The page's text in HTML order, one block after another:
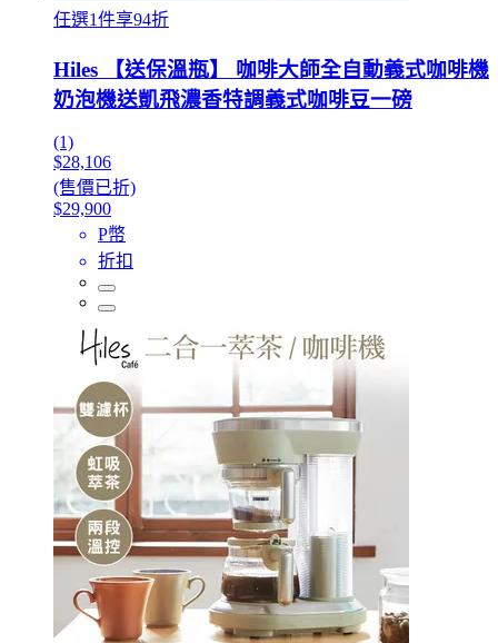
任選1件享94折
Hiles 【送保溫瓶】 咖啡大師全自動義式咖啡機
奶泡機送凱飛濃香特調義式咖啡豆一磅
(1)
$28,106
(售價已折)
$29,900
P幣
折扣